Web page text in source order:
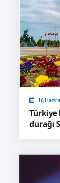
16
Türkiye
durağı